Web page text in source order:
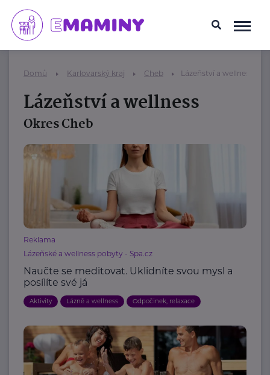
Domů Karlovarský kraj Cheb Lázeňství a wellness
Lázeňství a wellness
Okres Cheb
Reklama
Lázeňské a wellness pobyty - Spa.cz
Naučte se meditovat. Uklidníte svou mysl a
posílíte své já
Aktivity Lázně a wellness Odpočinek, relaxace